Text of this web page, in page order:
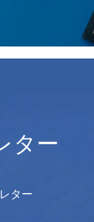
ター
ター